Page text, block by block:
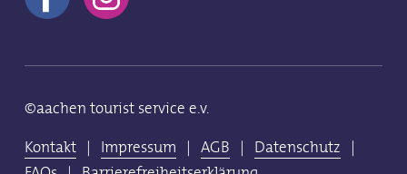
©aachen tourist service e.v.
Kontakt | Impressum | AGB | Datenschutz |